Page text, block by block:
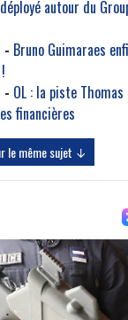
autour du
- Bruno Guimaraes
- OL : la piste
financières
le même sujet ↓